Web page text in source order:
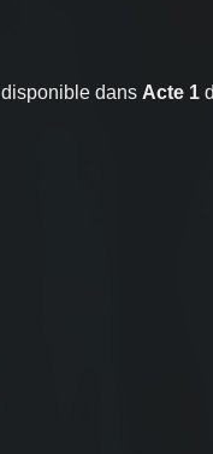
disponible dans Acte 1